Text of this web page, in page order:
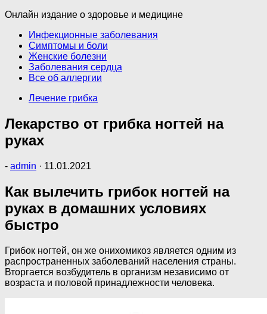
Онлайн издание о здоровье и медицине
Инфекционные заболевания
Симптомы и боли
Женские болезни
Заболевания сердца
Все об аллергии
Лечение грибка
Лекарство от грибка ногтей на
руках
- admin · 11.01.2021
Как вылечить грибок ногтей на
руках в домашних условиях
быстро
Грибок ногтей, он же онихомикоз является одним из
распространенных заболеваний населения страны.
Вторгается возбудитель в организм независимо от
возраста и половой принадлежности человека.